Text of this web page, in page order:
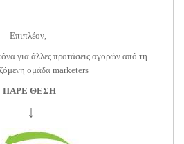
Επιπλέον,
για άλλες προτάσεις αγορών από τη
ομάδα marketers
ΠΑΡΕ ΘΕΣΗ
↓